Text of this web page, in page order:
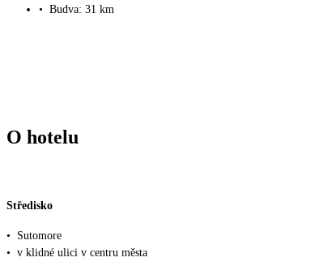
• Budva: 31 km
O hotelu
Středisko
•
Sutomore
• v klidné ulici v centru města